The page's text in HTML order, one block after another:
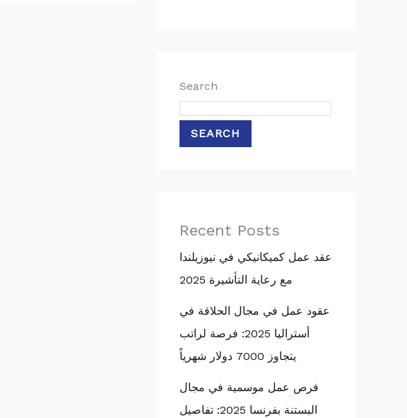
Search
SEARCH
Recent Posts
عقد عمل كميكانيكي في نيوزيلندا
مع رعاية التأشيرة 2025
عقود عمل في مجال الحلاقة في
أستراليا 2025: فرصة لراتب
يتجاوز 7000 دولار شهرياً
فرص عمل موسمية في مجال
البستنة بفرنسا 2025: تفاصيل